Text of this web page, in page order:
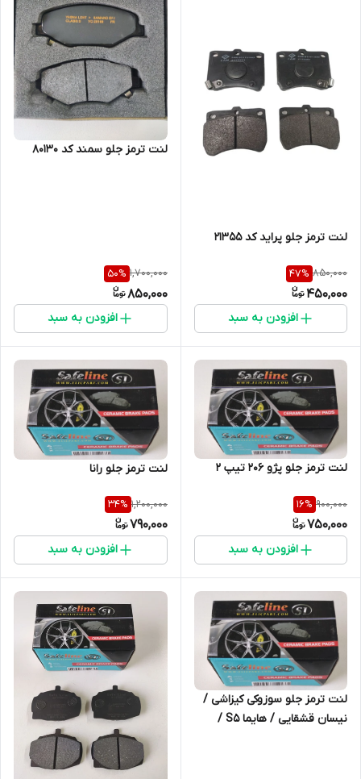
لنت ترمز جلو پراید کد 21355
850,000
47%
450,000
افزودن به سبد
لنت ترمز جلو سمند کد 80130
1,700,000
50%
850,000
افزودن به سبد
لنت ترمز جلو پژو 206 تیپ 2
900,000
16%
750,000
افزودن به سبد
لنت ترمز جلو رانا
1,200,000
34%
790,000
افزودن به سبد
لنت ترمز جلو سوزوکی کیزاشی /
نیسان قشقایی / هایما S5 /